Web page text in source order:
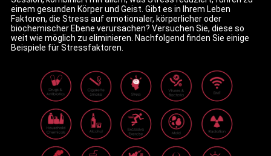
einem gesunden Körper und Geist. Gibt es in Ihrem Leben
Faktoren, die Stress auf emotionaler, körperlicher oder
biochemischer Ebene verursachen? Versuchen Sie, diese so
weit wie möglich zu eliminieren. Nachfolgend finden Sie einige
Beispiele für Stressfaktoren.